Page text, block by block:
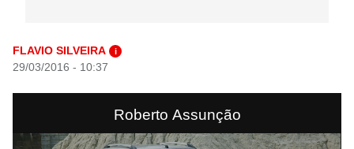
FLAVIO SILVEIRA i
29/03/2016 - 10:37
Roberto Assunção